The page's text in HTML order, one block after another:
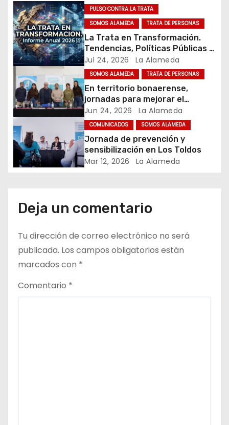
ó
n
d
e
e
n
t
r
d
s
PULSO CONTRA LA TRATA
SOMOS ALAMEDA
TRATA DE PERSONAS
La Trata en Transformación.
Tendencias, Políticas Públicas y
Nuevos Desafíos. Argentina y el
Mundo – Julio 2026
Jul 24, 2026 La Alameda
SOMOS ALAMEDA TRATA DE PERSONAS
En territorio bonaerense,
jornadas para mejorar el
cuidado en comunidad
Jun 24, 2026 La Alameda
COMUNICADOS SOMOS ALAMEDA
Jornada de prevención y
sensibilización en Los Toldos
Mar 12, 2026 La Alameda
Deja un comentario
Tu dirección de correo electrónico no será
publicada. Los campos obligatorios están
marcados con *
Comentario *